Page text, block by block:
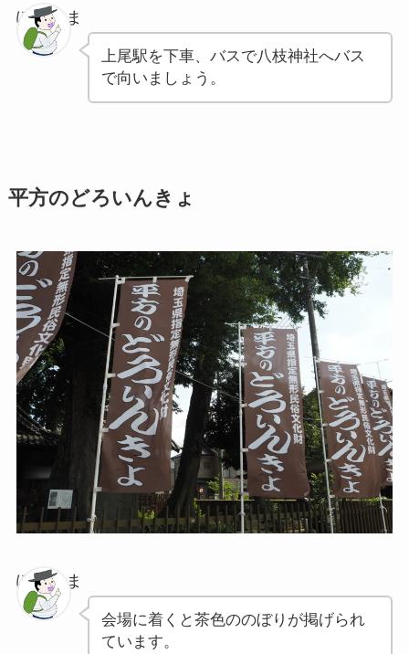
ぽちゃま
上尾駅を下車、バスで八枝神社へバス
で向いましょう。
平方のどろいんきょ
ぽちゃま
会場に着くと茶色ののぼりが掲げられ
ています。